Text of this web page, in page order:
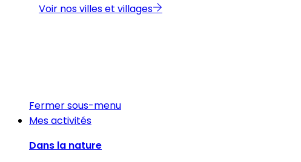
Voir nos villes et villages
Fermer sous-menu
Mes activités
Dans la nature